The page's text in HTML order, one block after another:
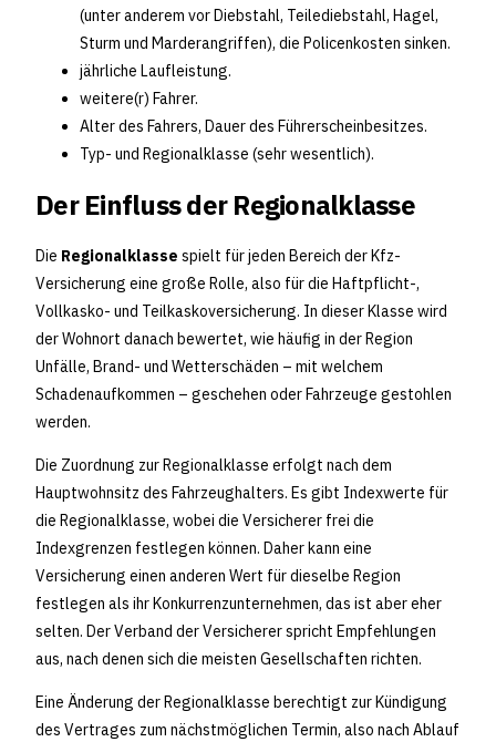
(unter anderem vor Diebstahl, Teilediebstahl, Hagel,
Sturm und Marderangriffen), die Policenkosten sinken.
jährliche Laufleistung.
weitere(r) Fahrer.
Alter des Fahrers, Dauer des Führerscheinbesitzes.
Typ- und Regionalklasse (sehr wesentlich).
Der Einfluss der Regionalklasse
Die Regionalklasse spielt für jeden Bereich der Kfz-
Versicherung eine große Rolle, also für die Haftpflicht-,
Vollkasko- und Teilkaskoversicherung. In dieser Klasse wird
der Wohnort danach bewertet, wie häufig in der Region
Unfälle, Brand- und Wetterschäden – mit welchem
Schadenaufkommen – geschehen oder Fahrzeuge gestohlen
werden.
Die Zuordnung zur Regionalklasse erfolgt nach dem
Hauptwohnsitz des Fahrzeughalters. Es gibt Indexwerte für
die Regionalklasse, wobei die Versicherer frei die
Indexgrenzen festlegen können. Daher kann eine
Versicherung einen anderen Wert für dieselbe Region
festlegen als ihr Konkurrenzunternehmen, das ist aber eher
selten. Der Verband der Versicherer spricht Empfehlungen
aus, nach denen sich die meisten Gesellschaften richten.
Eine Änderung der Regionalklasse berechtigt zur Kündigung
des Vertrages zum nächstmöglichen Termin, also nach Ablauf